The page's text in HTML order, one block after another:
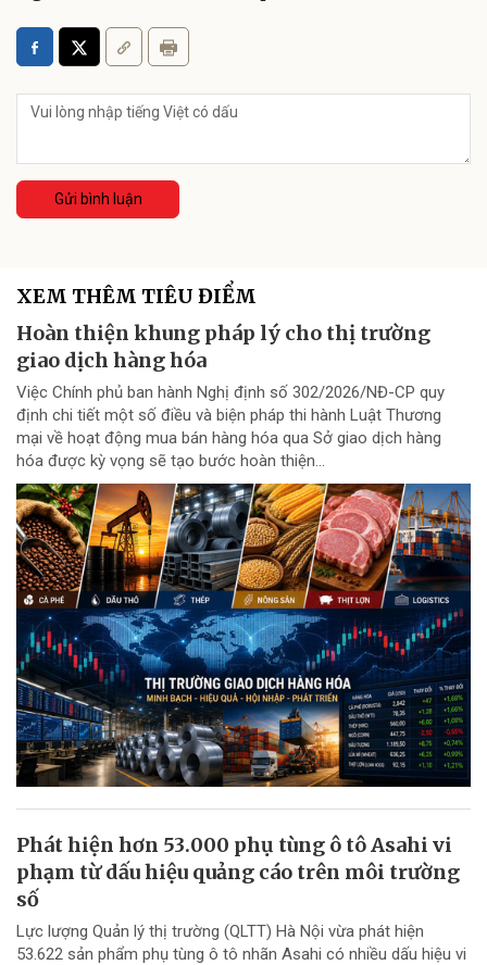
Gửi bình luận
XEM THÊM TIÊU ĐIỂM
Hoàn thiện khung pháp lý cho thị trường
giao dịch hàng hóa
Việc Chính phủ ban hành Nghị định số 302/2026/NĐ-CP quy
định chi tiết một số điều và biện pháp thi hành Luật Thương
mại về hoạt động mua bán hàng hóa qua Sở giao dịch hàng
hóa được kỳ vọng sẽ tạo bước hoàn thiện...
Phát hiện hơn 53.000 phụ tùng ô tô Asahi vi
phạm từ dấu hiệu quảng cáo trên môi trường
số
Lực lượng Quản lý thị trường (QLTT) Hà Nội vừa phát hiện
53.622 sản phẩm phụ tùng ô tô nhãn Asahi có nhiều dấu hiệu vi